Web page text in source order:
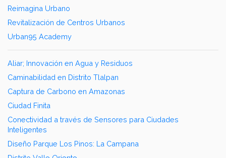
Reimagina Urbano
Revitalización de Centros Urbanos
Urban95 Academy
Aliar; Innovación en Agua y Residuos
Caminabilidad en Distrito Tlalpan
Captura de Carbono en Amazonas
Ciudad Finita
Conectividad a través de Sensores para Ciudades
Inteligentes
Diseño Parque Los Pinos: La Campana